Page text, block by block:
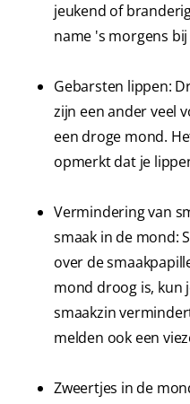
jeukend of
name 's morgens
Gebarsten lippen:
zijn een ander veel
een droge mond.
opmerkt dat je
Vermindering van
smaak in de mond:
over de
mond droog is, kun
smaakzin
melden ook een
Zweertjes in de